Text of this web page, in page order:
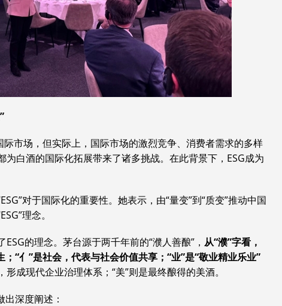
际市场，但实际上，国际市场的激烈竞争、消费者需求的多样
白酒的国际化拓展带来了诸多挑战。在此背景下，ESG成为
对于国际化的重要性。她表示，由“量变”到“质变”推动中国
理念。
的理念。茅台源于两千年前的“濮人善酿”， 从“濮”字看，
“亻”是社会，代表与社会价值共享；“业”是“敬业精业乐业”
成现代企业治理体系；“美”则是最终酿得的美酒。
深度阐述：